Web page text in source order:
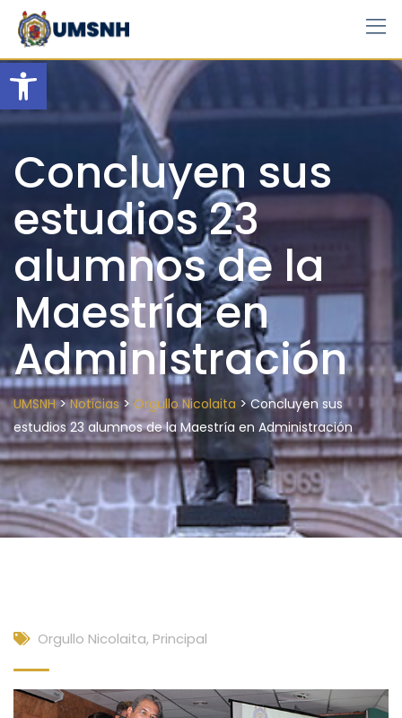
Open toolbar
Skip
content
Concluyen sus
estudios 23
alumnos de la
Maestría en
Administración
UMSNH>Noticias> Orgullo Nicolaita >Concluyen sus
estudios 23 alumnos de la Maestría en Administración
Orgullo Nicolaita, Principal